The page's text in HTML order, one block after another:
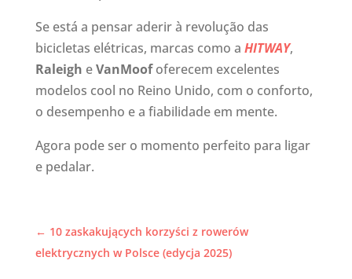
Se está a pensar aderir à revolução das
bicicletas elétricas, marcas como a HITWAY,
Raleigh eVanMoofoferecem excelentes
modelos cool no Reino Unido, com o conforto,
o desempenho e a fiabilidade em mente.
Agora pode ser o momento perfeito para ligar
e pedalar.
← 10 zaskakujących korzyści z rowerów
elektrycznych w Polsce (edycja 2025)